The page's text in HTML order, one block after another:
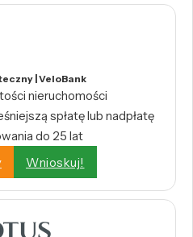
| VeloBank
nieruchomości
spłatę lub nadpłatę
do 25 lat
Wnioskuj!